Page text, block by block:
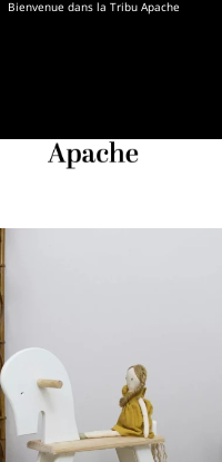
Bienvenue dans la Tribu Apache